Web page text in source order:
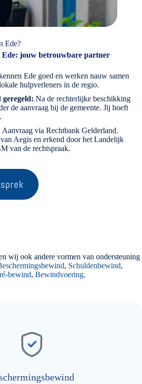
Ede?
Ede: jouw betrouwbare partner
Ede goed en werken nauw samen
hulpverleners in de regio.
Na de rechterlijke beschikking
de aanvraag bij de gemeente. Jij hoeft
Aanvraag via Rechtbank Gelderland.
Aegis en erkend door het Landelijk
van de rechtspraak.
wij ook andere vormen van ondersteuning
, Schuldenbewind,
bewind, Bewindvoering.